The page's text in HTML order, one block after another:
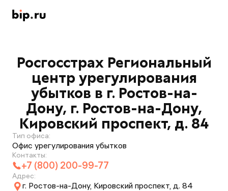
Росгосстрах Региональный
центр урегулирования
убытков в г. Ростов-на-
Дону, г. Ростов-на-Дону,
Кировский проспект, д. 84
Тип офиса:
Офис урегулирования убытков
Контакты:
+7 (800) 200-99-77
Адрес:
г. Ростов-на-Дону, Кировский проспект, д. 84